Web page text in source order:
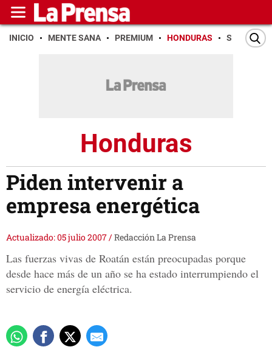
INICIO MENTE SANA PREMIUM HONDURAS SAN PEDRO
Honduras
Piden intervenir a
empresa energética
Actualizado: 05 julio 2007/Redacción La Prensa
Las fuerzas vivas de Roatán están preocupadas porque
desde hace más de un año se ha estado interrumpiendo el
servicio de energía eléctrica.